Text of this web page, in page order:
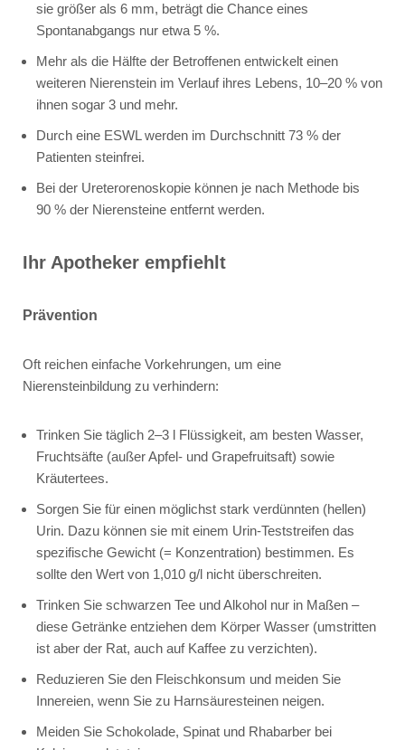
sie größer als 6 mm, beträgt die Chance eines
Spontanabgangs nur etwa 5 %.
Mehr als die Hälfte der Betroffenen entwickelt einen
weiteren Nierenstein im Verlauf ihres Lebens, 10–20 % von
ihnen sogar 3 und mehr.
Durch eine ESWL werden im Durchschnitt 73 % der
Patienten steinfrei.
Bei der Ureterorenoskopie können je nach Methode bis
90 % der Nierensteine entfernt werden.
Ihr Apotheker empfiehlt
Prävention
Oft reichen einfache Vorkehrungen, um eine
Nierensteinbildung zu verhindern:
Trinken Sie täglich 2–3 l Flüssigkeit, am besten Wasser,
Fruchtsäfte (außer Apfel- und Grapefruitsaft) sowie
Kräutertees.
Sorgen Sie für einen möglichst stark verdünnten (hellen)
Urin. Dazu können sie mit einem Urin-Teststreifen das
spezifische Gewicht (= Konzentration) bestimmen. Es
sollte den Wert von 1,010 g/l nicht überschreiten.
Trinken Sie schwarzen Tee und Alkohol nur in Maßen –
diese Getränke entziehen dem Körper Wasser (umstritten
ist aber der Rat, auch auf Kaffee zu verzichten).
Reduzieren Sie den Fleischkonsum und meiden Sie
Innereien, wenn Sie zu Harnsäuresteinen neigen.
Meiden Sie Schokolade, Spinat und Rhabarber bei